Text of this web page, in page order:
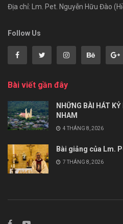
Địa chỉ: Lm. Pet. Nguyễn Hữu Đào
Follow Us
Bài viết gần đây
NHỮNG BÀI HÁT
NHAM
4 THÁNG 8, 2026
Bài giảng của Lm.
7 THÁNG 8, 2026